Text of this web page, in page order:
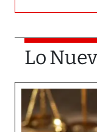
Lo